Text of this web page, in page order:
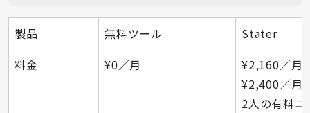
製品 無料ツール
Stater
料金
¥0／月
¥2,160／月
¥2,400／月
2人の有料